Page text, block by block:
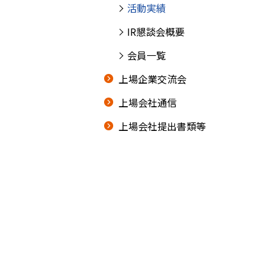
活動実績
IR懇談会概要
会員一覧
上場企業交流会
上場会社通信
上場会社提出書類等